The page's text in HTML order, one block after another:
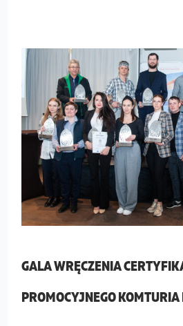
GALA WRĘCZENIA
PROMOCYJNEGO
Gala
wręczenia
certyfikatów
Znaku
Promocyjnego
Komturia
Natury